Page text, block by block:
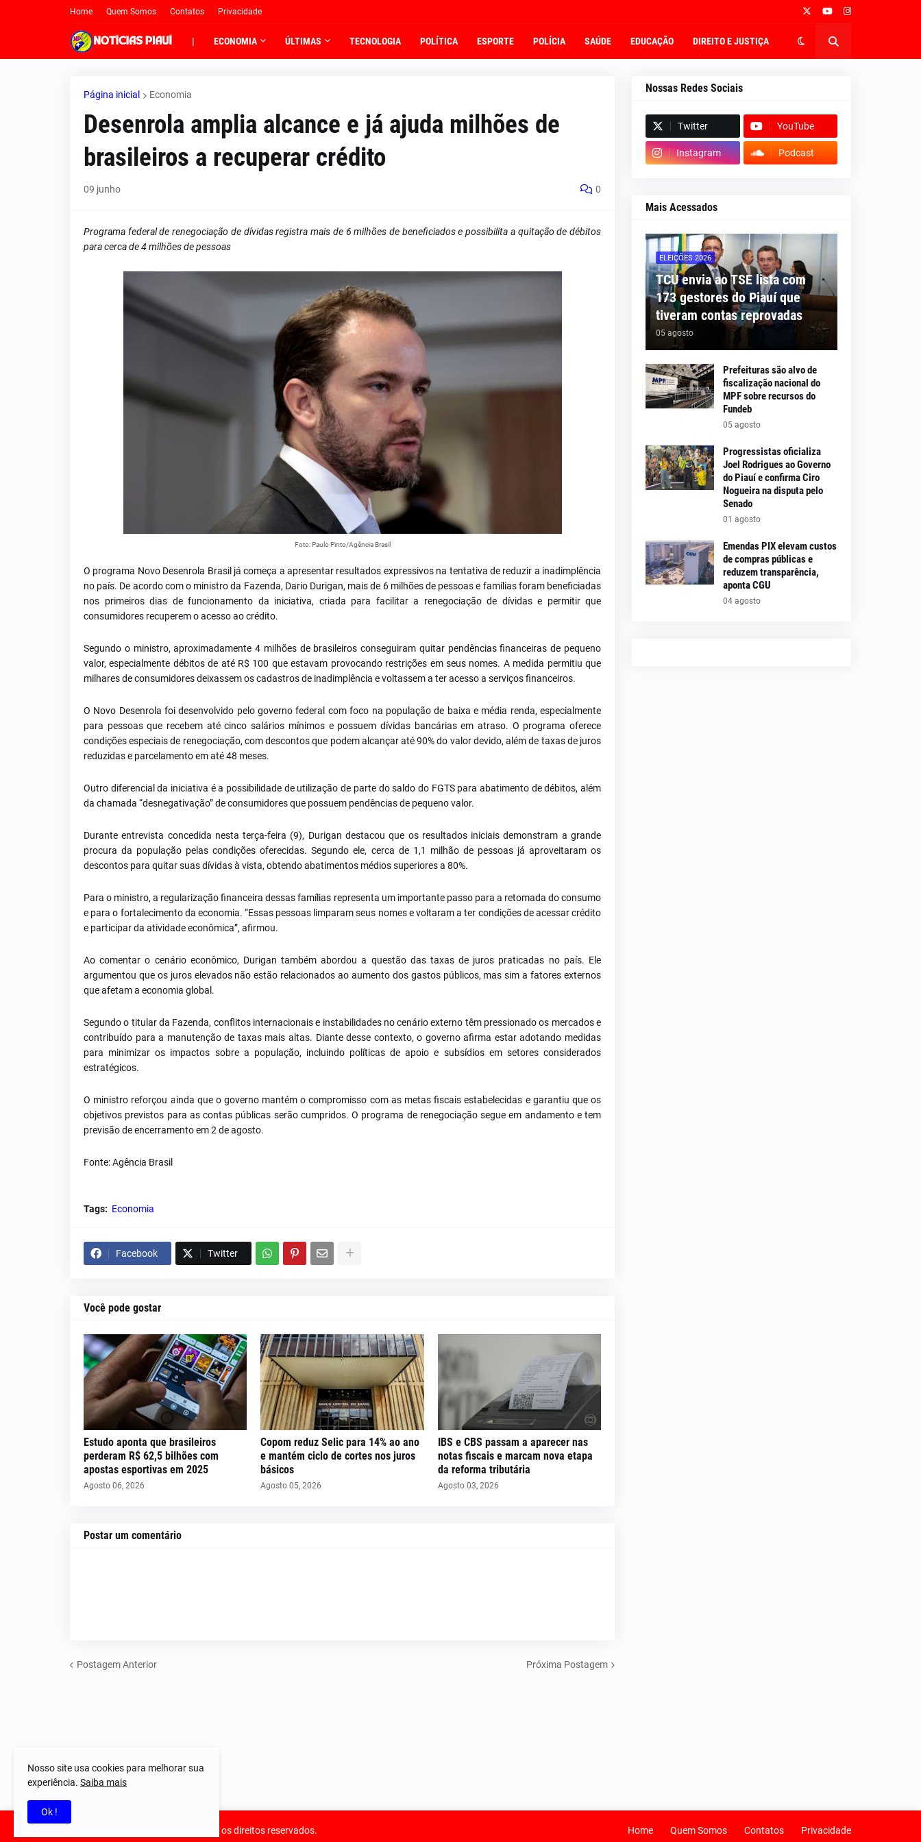
Home Quem Somos Contatos Privacidade
| ECONOMIA ÚLTIMAS TECNOLOGIA POLÍTICA ESPORTE POLÍCIA SAÚDE EDUCAÇÃO DIREITO E JUSTIÇA
Página inicial Economia
Desenrola amplia alcance e já ajuda milhões de
brasileiros a recuperar crédito
09 junho 0
Programa federal de renegociação de dívidas registra mais de 6 milhões de beneficiados e possibilita a quitação de débitos
para cerca de 4 milhões de pessoas
Foto: Paulo Pinto/Agência Brasil
O programa Novo Desenrola Brasil já começa a apresentar resultados expressivos na tentativa de reduzir a inadimplência
no país. De acordo com o ministro da Fazenda, Dario Durigan, mais de 6 milhões de pessoas e famílias foram beneficiadas
nos primeiros dias de funcionamento da iniciativa, criada para facilitar a renegociação de dívidas e permitir que
consumidores recuperem o acesso ao crédito.
Segundo o ministro, aproximadamente 4 milhões de brasileiros conseguiram quitar pendências financeiras de pequeno
valor, especialmente débitos de até R$ 100 que estavam provocando restrições em seus nomes. A medida permitiu que
milhares de consumidores deixassem os cadastros de inadimplência e voltassem a ter acesso a serviços financeiros.
O Novo Desenrola foi desenvolvido pelo governo federal com foco na população de baixa e média renda, especialmente
para pessoas que recebem até cinco salários mínimos e possuem dívidas bancárias em atraso. O programa oferece
condições especiais de renegociação, com descontos que podem alcançar até 90% do valor devido, além de taxas de juros
reduzidas e parcelamento em até 48 meses.
Outro diferencial da iniciativa é a possibilidade de utilização de parte do saldo do FGTS para abatimento de débitos, além
da chamada “desnegativação” de consumidores que possuem pendências de pequeno valor.
Durante entrevista concedida nesta terça-feira (9), Durigan destacou que os resultados iniciais demonstram a grande
procura da população pelas condições oferecidas. Segundo ele, cerca de 1,1 milhão de pessoas já aproveitaram os
descontos para quitar suas dívidas à vista, obtendo abatimentos médios superiores a 80%.
Para o ministro, a regularização financeira dessas famílias representa um importante passo para a retomada do consumo
e para o fortalecimento da economia. “Essas pessoas limparam seus nomes e voltaram a ter condições de acessar crédito
e participar da atividade econômica”, afirmou.
Ao comentar o cenário econômico, Durigan também abordou a questão das taxas de juros praticadas no país. Ele
argumentou que os juros elevados não estão relacionados ao aumento dos gastos públicos, mas sim a fatores externos
que afetam a economia global.
Segundo o titular da Fazenda, conflitos internacionais e instabilidades no cenário externo têm pressionado os mercados e
contribuído para a manutenção de taxas mais altas. Diante desse contexto, o governo afirma estar adotando medidas
para minimizar os impactos sobre a população, incluindo políticas de apoio e subsídios em setores considerados
estratégicos.
O ministro reforçou ainda que o governo mantém o compromisso com as metas fiscais estabelecidas e garantiu que os
objetivos previstos para as contas públicas serão cumpridos. O programa de renegociação segue em andamento e tem
previsão de encerramento em 2 de agosto.
Fonte: Agência Brasil
Tags: Economia
Facebook Twitter
Você pode gostar
Estudo aponta que brasileiros
perderam R$ 62,5 bilhões com
apostas esportivas em 2025
Agosto 06, 2026
Copom reduz Selic para 14% ao ano
e mantém ciclo de cortes nos juros
básicos
Agosto 05, 2026
IBS e CBS passam a aparecer nas
notas fiscais e marcam nova etapa
da reforma tributária
Agosto 03, 2026
Postar um comentário
Postagem Anterior Próxima Postagem
Nossas Redes Sociais
Twitter YouTube
Instagram Podcast
Mais Acessados
ELEIÇÕES 2026
TCU envia ao TSE lista com
173 gestores do Piauí que
tiveram contas reprovadas
05 agosto
Prefeituras são alvo de
fiscalização nacional do
MPF sobre recursos do
Fundeb
05 agosto
Progressistas oficializa
Joel Rodrigues ao Governo
do Piauí e confirma Ciro
Nogueira na disputa pelo
Senado
01 agosto
Emendas PIX elevam custos
de compras públicas e
reduzem transparência,
aponta CGU
04 agosto
© 2023-2025 Notícias Piauí - Todos os direitos reservados. Home Quem Somos Contatos Privacidade
Nosso site usa cookies para melhorar sua
experiência. Saiba mais
Ok !